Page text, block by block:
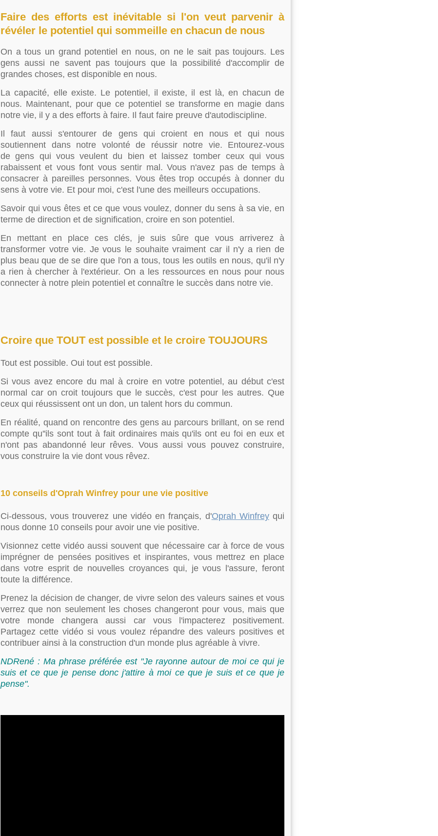
Faire des efforts est inévitable si l'on veut parvenir à
révéler le potentiel qui sommeille en chacun de nous
On a tous un grand potentiel en nous, on ne le sait pas toujours. Les
gens aussi ne savent pas toujours que la possibilité d'accomplir de
grandes choses, est disponible en nous.
La capacité, elle existe. Le potentiel, il existe, il est là, en chacun de
nous. Maintenant, pour que ce potentiel se transforme en magie dans
notre vie, il y a des efforts à faire. Il faut faire preuve d'autodiscipline.
Il faut aussi s'entourer de gens qui croient en nous et qui nous
soutiennent dans notre volonté de réussir notre vie. Entourez-vous
de gens qui vous veulent du bien et laissez tomber ceux qui vous
rabaissent et vous font vous sentir mal. Vous n'avez pas de temps à
consacrer à pareilles personnes. Vous êtes trop occupés à donner du
sens à votre vie. Et pour moi, c'est l'une des meilleurs occupations.
Savoir qui vous êtes et ce que vous voulez, donner du sens à sa vie, en
terme de direction et de signification, croire en son potentiel.
En mettant en place ces clés, je suis sûre que vous arriverez à
transformer votre vie. Je vous le souhaite vraiment car il n'y a rien de
plus beau que de se dire que l'on a tous, tous les outils en nous, qu'il n'y
a rien à chercher à l'extérieur. On a les ressources en nous pour nous
connecter à notre plein potentiel et connaître le succès dans notre vie.
Croire que TOUT est possible et le croire TOUJOURS
Tout est possible. Oui tout est possible.
Si vous avez encore du mal à croire en votre potentiel, au début c'est
normal car on croit toujours que le succès, c'est pour les autres. Que
ceux qui réussissent ont un don, un talent hors du commun.
En réalité, quand on rencontre des gens au parcours brillant, on se rend
compte qu''ils sont tout à fait ordinaires mais qu'ils ont eu foi en eux et
n'ont pas abandonné leur rêves. Vous aussi vous pouvez construire,
vous construire la vie dont vous rêvez.
10 conseils d'Oprah Winfrey pour une vie positive
Ci-dessous, vous trouverez une vidéo en français, d'Oprah Winfreyqui
nous donne 10 conseils pour avoir une vie positive.
Visionnez cette vidéo aussi souvent que nécessaire car à force de vous
imprégner de pensées positives et inspirantes, vous mettrez en place
dans votre esprit de nouvelles croyances qui, je vous l'assure, feront
toute la différence.
Prenez la décision de changer, de vivre selon des valeurs saines et vous
verrez que non seulement les choses changeront pour vous, mais que
votre monde changera aussi car vous l'impacterez positivement.
Partagez cette vidéo si vous voulez répandre des valeurs positives et
contribuer ainsi à la construction d'un monde plus agréable à vivre.
NDRené : Ma phrase préférée est "Je rayonne autour de moi ce qui je
suis et ce que je pense donc j'attire à moi ce que je suis et ce que je
pense".